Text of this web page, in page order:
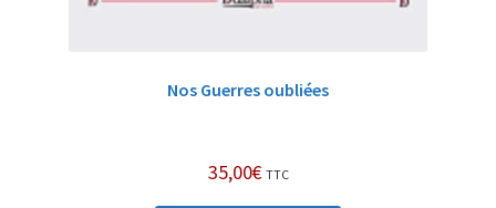
Nos Guerres oubliées
35,00€ TTC